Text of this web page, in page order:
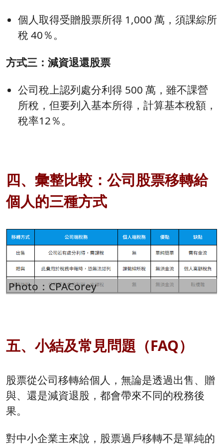
個人取得受贈股票所得 1,000 萬，須課綜所
稅 40％。
方式三：減資退還股票
公司稅上認列處分利得 500 萬，雖不課營
所稅，但要列入基本所得，計算基本稅額，
稅率12％。
四、彙整比較：公司股票移轉給
個人的三種方式
Photo：CPACorey
五、小結及常見問題（FAQ）
股票從公司移轉給個人，無論是透過出售、贈
與、還是減資退股，都會帶來不同的稅務後
果。
對中小企業主來說，股票過戶移轉不是單純的